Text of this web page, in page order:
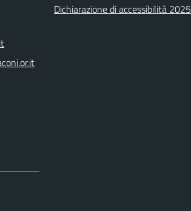
Dichiarazione di accessibilità 2025